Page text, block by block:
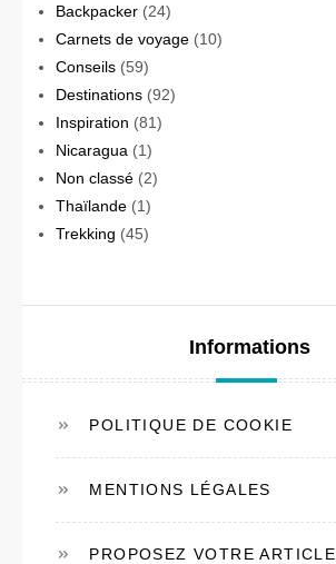
Backpacker (24)
Carnets de voyage (10)
Conseils (59)
Destinations (92)
Inspiration (81)
Nicaragua (1)
Non classé (2)
Thaïlande (1)
Trekking (45)
Informations
POLITIQUE DE COOKIE
MENTIONS LÉGALES
PROPOSEZ VOTRE ARTICLE